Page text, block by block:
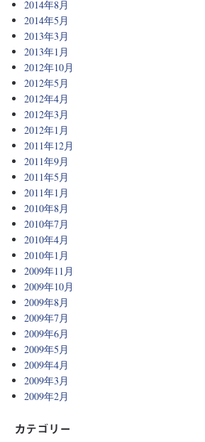
2014年8月
2014年5月
2013年3月
2013年1月
2012年10月
2012年5月
2012年4月
2012年3月
2012年1月
2011年12月
2011年9月
2011年5月
2011年1月
2010年8月
2010年7月
2010年4月
2010年1月
2009年11月
2009年10月
2009年8月
2009年7月
2009年6月
2009年5月
2009年4月
2009年3月
2009年2月
カテゴリー